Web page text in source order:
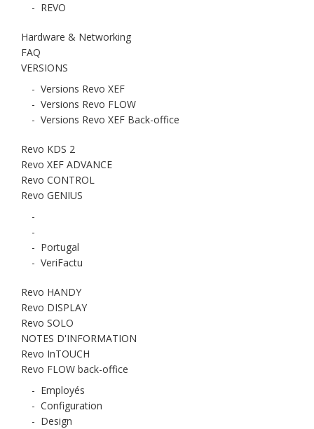
- REVO
Hardware & Networking
FAQ
VERSIONS
- Versions Revo XEF
- Versions Revo FLOW
- Versions Revo XEF Back-office
Revo KDS 2
Revo XEF ADVANCE
Revo CONTROL
Revo GENIUS
-
-
- Portugal
- VeriFactu
Revo HANDY
Revo DISPLAY
Revo SOLO
NOTES D'INFORMATION
Revo InTOUCH
Revo FLOW back-office
- Employés
- Configuration
- Design